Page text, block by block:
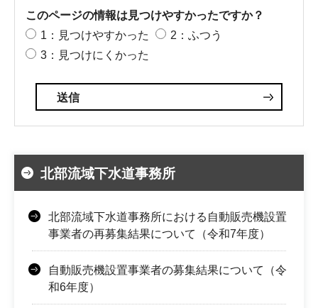
このページの情報は見つけやすかったですか？
1：見つけやすかった
2：ふつう
3：見つけにくかった
北部流域下水道事務所
北部流域下水道事務所における自動販売機設置
事業者の再募集結果について（令和7年度）
自動販売機設置事業者の募集結果について（令
和6年度）